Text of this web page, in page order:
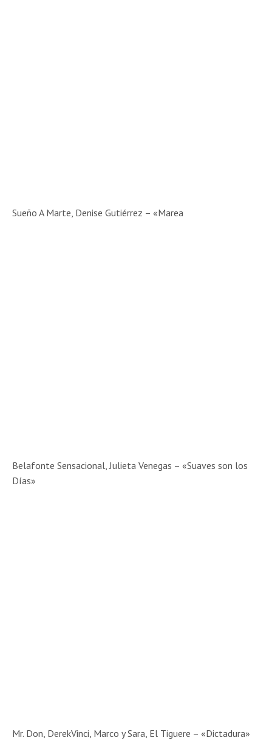
Sueño A Marte, Denise Gutiérrez – «Marea
Belafonte Sensacional, Julieta Venegas – «Suaves son los
Días»
Mr. Don, DerekVinci, Marco y Sara, El Tiguere – «Dictadura»